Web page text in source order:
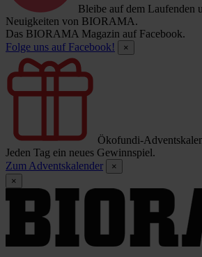
Bleibe auf dem Laufenden
Neuigkeiten von BIORAMA.
Das BIORAMA Magazin auf Facebook.
Folge uns auf Facebook!
×
Ökofundi-
Jeden Tag ein neues Gewinnspiel.
Zum Adventskalender
×
×